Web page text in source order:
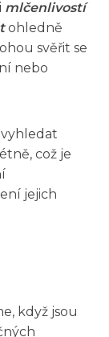
mlčenlivostí
ohledně
svěřit se
nebo
což je
jejich
když jsou